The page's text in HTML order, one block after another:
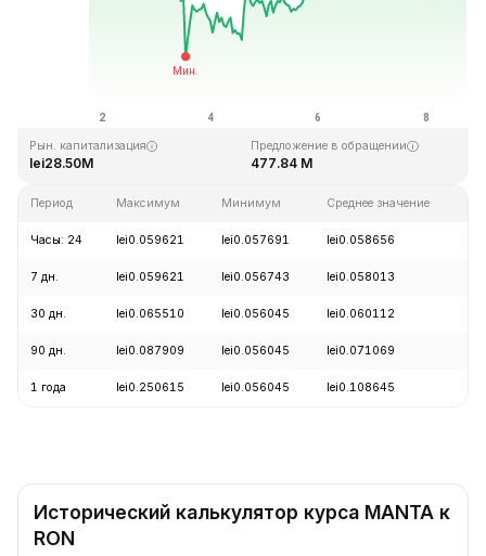
Последнее обновление: 17:36 GMT+0 2026-08-08
lei0.054621
Рын. капитализация
lei28.50M
Предложение в обращении
477.84 M
Период Максимум Минимум Среднее значение
Часы: 24 lei0.059621 lei0.057691 lei0.058656
7 дн. lei0.059621 lei0.056743 lei0.058013
30 дн. lei0.065510 lei0.056045 lei0.060112
90 дн. lei0.087909 lei0.056045 lei0.071069
1 года lei0.250615 lei0.056045 lei0.108645
Исторический калькулятор курса MANTA к
RON